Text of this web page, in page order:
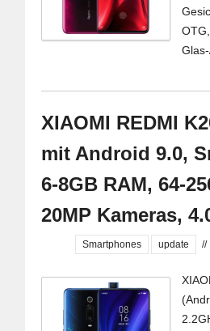
XIAOMI REDMI
mit Android 9.0,
6-8GB RAM, 64-
20MP Kameras,
Smartphones update //